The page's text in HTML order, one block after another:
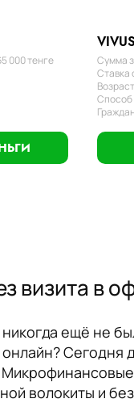
000 тенге
Сумма
Ставка
Способ
визита в
ещё не
Сегодня
волокиты и